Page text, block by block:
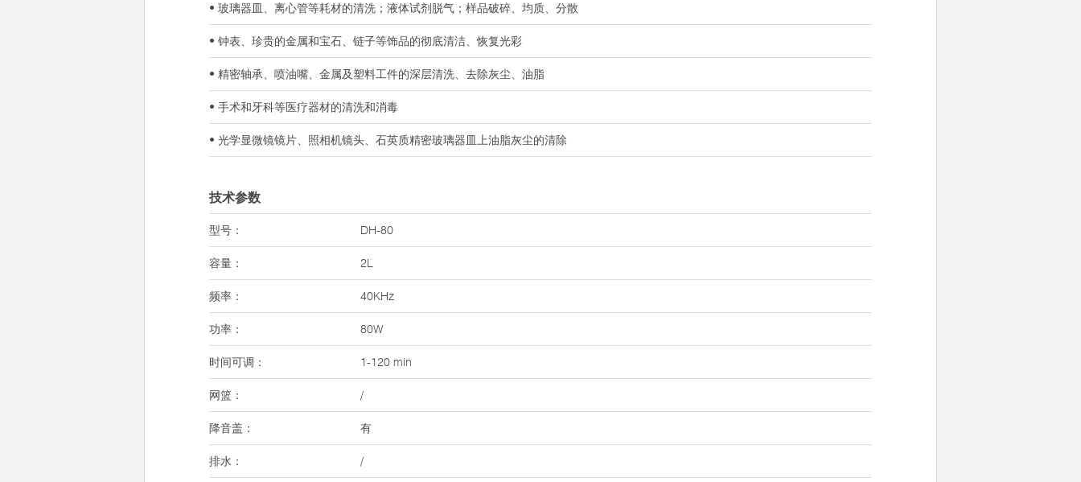
• 玻璃器皿、离心管等耗材的清洗；液体试剂脱气；样品破碎、均质、分散
• 钟表、珍贵的金属和宝石、链子等饰品的彻底清洁、恢复光彩
• 精密轴承、喷油嘴、金属及塑料工件的深层清洗、去除灰尘、油脂
• 手术和牙科等医疗器材的清洗和消毒
• 光学显微镜镜片、照相机镜头、石英质精密玻璃器皿上油脂灰尘的清除
技术参数
型号： DH-80
容量： 2L
频率： 40KHz
功率： 80W
时间可调： 1-120 min
网篮： /
降音盖： 有
排水： /